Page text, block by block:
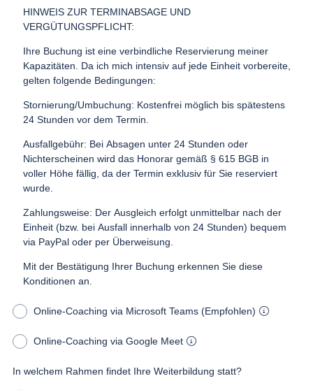
HINWEIS ZUR TERMINABSAGE UND
VERGÜTUNGSPFLICHT:
Ihre Buchung ist eine verbindliche Reservierung meiner
Kapazitäten. Da ich mich intensiv auf jede Einheit vorbereite,
gelten folgende Bedingungen:
Stornierung/Umbuchung: Kostenfrei möglich bis spätestens
24 Stunden vor dem Termin.
Ausfallgebühr: Bei Absagen unter 24 Stunden oder
Nichterscheinen wird das Honorar gemäß § 615 BGB in
voller Höhe fällig, da der Termin exklusiv für Sie reserviert
wurde.
Zahlungsweise: Der Ausgleich erfolgt unmittelbar nach der
Einheit (bzw. bei Ausfall innerhalb von 24 Stunden) bequem
via PayPal oder per Überweisung.
Mit der Bestätigung Ihrer Buchung erkennen Sie diese
Konditionen an.
Online-Coaching via Microsoft Teams (Empfohlen)
Online-Coaching via Google Meet
In welchem Rahmen findet Ihre Weiterbildung statt?